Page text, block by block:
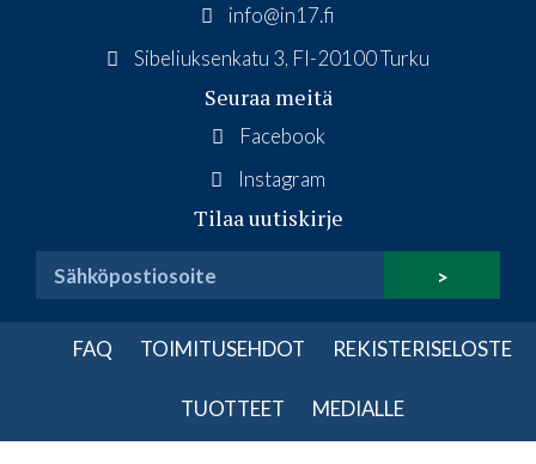
info@in17.fi
Sibeliuksenkatu 3, FI-20100 Turku
Seuraa meitä
Facebook
Instagram
Tilaa uutiskirje
FAQ TOIMITUSEHDOT REKISTERISELOSTE
TUOTTEET MEDIALLE